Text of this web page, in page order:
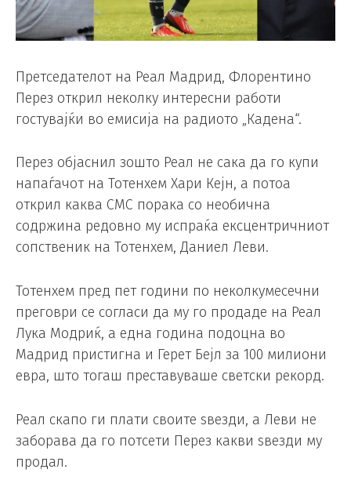
Претседателот на Реал Мадрид, Флорентино
Перез открил неколку интересни работи
гостувајќи во емисија на радиото „Кадена“.
Перез објаснил зошто Реал не сака да го купи
напаѓачот на Тотенхем Хари Кејн, а потоа
открил каква СМС порака со необична
содржина редовно му испраќа ексцентричниот
сопственик на Тотенхем, Даниел Леви.
Тотенхем пред пет години по неколкумесечни
преговри се согласи да му го продаде на Реал
Лука Модриќ, а една година подоцна во
Мадрид пристигна и Герет Бејл за 100 милиони
евра, што тогаш преставуваше светски рекорд.
Реал скапо ги плати своите ѕвезди, а Леви не
заборава да го потсети Перез какви ѕвезди му
продал.